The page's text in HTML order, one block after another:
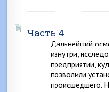
Часть 4
Дальнейший
изнутри,
предприятии,
позволили
происшедшего.